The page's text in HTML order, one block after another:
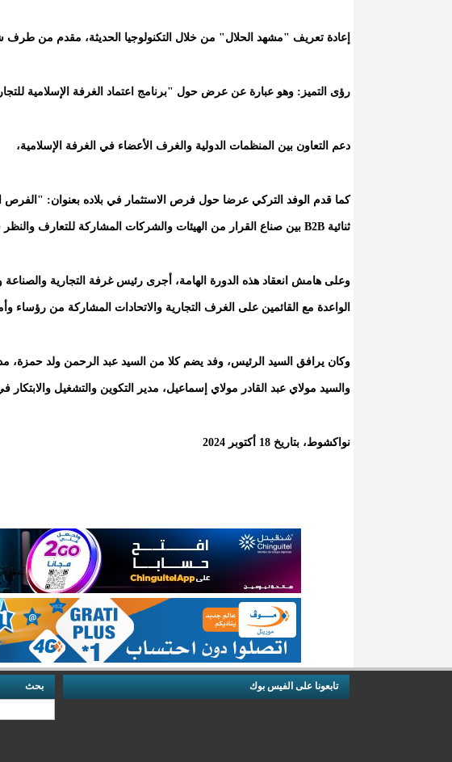
إعادة تعريف "مشهد الحلال" من خلال التكنولوجيا الحديثة، مقدم من طرف
رؤى التميز: وهو عبارة عن عرض حول "برنامج اعتماد الغرفة الإسلامية
دعم التعاون بين المنظمات الدولية والغرف الأعضاء في الغرفة الإسلامية،
كما قدم الوفد التركي عرضا حول فرص الاستثمار في بلاده بعنوان: "الفرص
ثنائية B2B بين صناع القرار من الهيئات والشركات المشاركة للتعارف والنظر في سبل تعزيز التعاون فيما بين هيئاتهم المختلفة. .
وعلى هامش انعقاد هذه الدورة الهامة، أجرى رئيس غرفة التجارية والصناعة
الواعدة مع القائمين على الغرف التجارية والاتحادات المشاركة من رؤساء
وكان يرافق السيد الرئيس، وفد يضم كلا من السيد عبد الرحمن ولد حمزة،
والسيد مولاي عبد القادر مولاي إسماعيل، مدير التكوين والتشغيل
نواكشوط، بتاريخ 18 أكتوبر 2024
تابعونا على الفيس بوك بحث